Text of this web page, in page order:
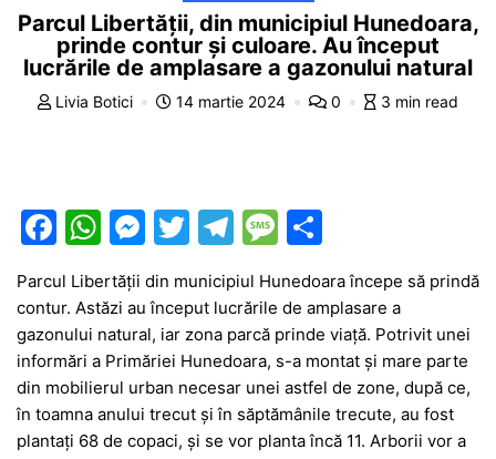
Parcul Libertății, din municipiul Hunedoara,
prinde contur și culoare. Au început
lucrările de amplasare a gazonului natural
Livia Botici 14 martie 2024 0 3 min read
F
c
e
b
o
o
W
at
s
A
p
p
M
e
s
s
e
n
g
T
w
itt
er
T
el
e
gr
a
m
M
s
s
a
g
e
ar
ta
je
a
z
ă
Parcul Libertății din municipiul Hunedoara începe să prindă
contur. Astăzi au început lucrările de amplasare a
gazonului natural, iar zona parcă prinde viață. Potrivit unei
informări a Primăriei Hunedoara, s-a montat şi mare parte
din mobilierul urban necesar unei astfel de zone, după ce,
în toamna anului trecut şi în săptămânile trecute, au fost
plantaţi 68 de copaci, și se vor planta încă 11. Arborii vor a